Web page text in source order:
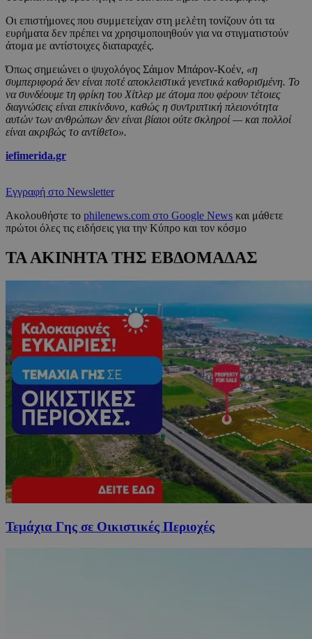
Οι επιστήμονες που συμμετείχαν στη μελέτη τονίζουν ότι τα
ευρήματα δεν πρέπει να χρησιμοποιηθούν για να στιγματιστούν
άτομα με αντίστοιχες διαταραχές.
Όπως σημειώνει ο ψυχολόγος Σάιμον Μπάρον-Κοέν, «η
συμπεριφορά δεν είναι ποτέ αποκλειστικά γενετικά καθορισμένη. Το
να συνδέουμε τη φρίκη του Χίτλερ με άτομα που φέρουν τέτοιες
διαγνώσεις είναι επικίνδυνο, καθώς η συντριπτική πλειονότητα
αυτών των ανθρώπων δεν είναι βίαιοι ούτε σκληροί — και πολλοί
είναι ακριβώς το αντίθετο».
iefimerida.gr
Εγγραφή στο Newsletter
Ακολουθήστε το philenews.com στο Google News και μάθετε
πρώτοι όλες τις ειδήσεις για την Κύπρο και τον κόσμο
ΤΑ ΑΚΙΝΗΤΑ ΤΗΣ ΕΒΔΟΜΑΔΑΣ
Τεμάχια Γης σε Οικιστικές Περιοχές